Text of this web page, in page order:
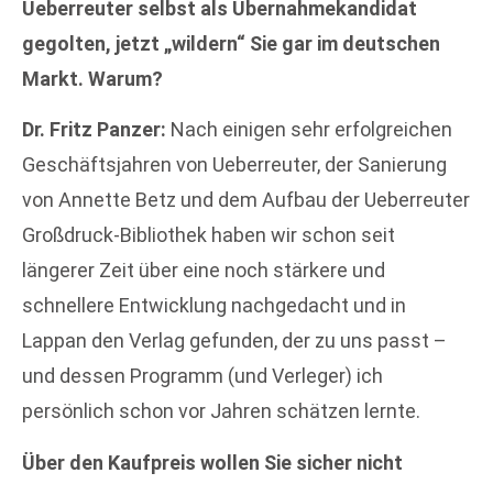
Ueberreuter selbst als Übernahmekandidat
gegolten, jetzt „wildern“ Sie gar im deutschen
Markt. Warum?
Dr. Fritz Panzer: Nach einigen sehr erfolgreichen
Geschäftsjahren von Ueberreuter, der Sanierung
von Annette Betz und dem Aufbau der Ueberreuter
Großdruck-Bibliothek haben wir schon seit
längerer Zeit über eine noch stärkere und
schnellere Entwicklung nachgedacht und in
Lappan den Verlag gefunden, der zu uns passt –
und dessen Programm (und Verleger) ich
persönlich schon vor Jahren schätzen lernte.
Über den Kaufpreis wollen Sie sicher nicht